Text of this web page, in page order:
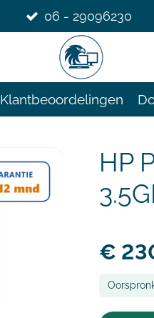
06 - 29096230
Klantbeoordelingen
HP
€